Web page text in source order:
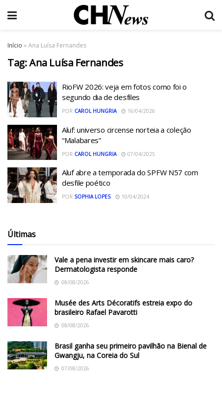
Início »Ana Luísa Fernandes
Tag:Ana Luísa Fernandes
RioFW 2026: veja em fotos como foi o
segundo dia de desfiles
POR CAROL HUNGRIA 16/04/2026
Aluf: universo circense norteia a coleção
“Malabares”
POR CAROL HUNGRIA 07/04/2025
Aluf abre a temporada do SPFW N57 com
desfile poético
POR SOPHIA LOPES 10/04/2024
Últimas
Vale a pena investir em skincare mais caro?
Dermatologista responde
08/08/2026
Musée des Arts Décoratifs estreia expo do
brasileiro Rafael Pavarotti
08/08/2026
Brasil ganha seu primeiro pavilhão na Bienal de
Gwangju, na Coreia do Sul
07/08/2026